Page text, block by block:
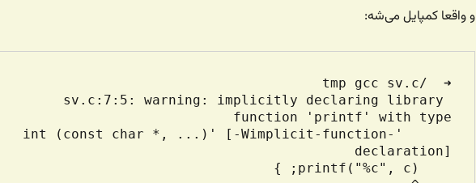
و واقعا کمپایل می‌شه:
sv.c:7:5: warning: implicitly declaring library
      'int (const char *, ...)' [-Wimplicit-function-